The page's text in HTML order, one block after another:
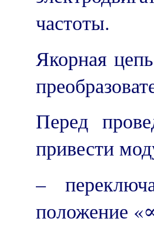
частоты.
Якорная
Перед
привести
–
положение